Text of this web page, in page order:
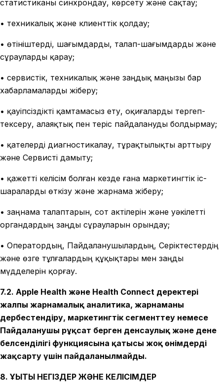
статистиканы синхрондау, көрсету және сақтау;
• техникалық және клиенттік қолдау;
• өтініштерді, шағымдарды, талап-шағымдарды және
сұрауларды қарау;
• сервистік, техникалық және заңдық маңызы бар
хабарламаларды жіберу;
• қауіпсіздікті қамтамасыз ету, оқиғаларды тергеп-
тексеру, алаяқтық пен теріс пайдалануды болдырмау;
• қателерді диагностикалау, тұрақтылықты арттыру
және Сервисті дамыту;
• қажетті келісім болған кезде ғана маркетингтік іс-
шараларды өткізу және жарнама жіберу;
• заңнама талаптарын, сот актілерін және уәкілетті
органдардың заңды сұрауларын орындау;
• Оператордың, Пайдаланушылардың, Серіктестердің
және өзге тұлғалардың құқықтары мен заңды
мүдделерін қорғау.
7.2. Apple Health және Health Connect деректері
жалпы жарнамалық аналитика, жарнаманы
дербестендіру, маркетингтік сегменттеу немесе
Пайдаланушы рұқсат берген денсаулық және дене
белсенділігі функциясына қатысы жоқ өнімдерді
жақсарту үшін пайдаланылмайды.
8. ҚҰҚЫҚТЫҚ НЕГІЗДЕР ЖӘНЕ КЕЛІСІМДЕР